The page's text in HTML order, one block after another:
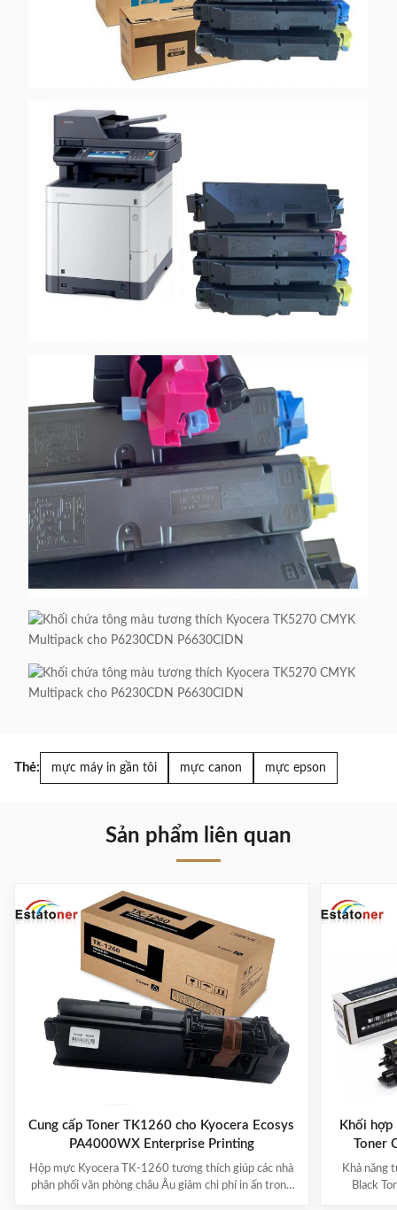
Thẻ: mực máy in gần tôi mực canon mực epson
Sản phẩm liên quan
Cung cấp Toner TK1260 cho Kyocera Ecosys
PA4000WX Enterprise Printing
Hộp mực Kyocera TK-1260 tương thích giúp các nhà
phân phối văn phòng châu Âu giảm chi phí in ấn trong
Khối
Toner
Khả năng
Black